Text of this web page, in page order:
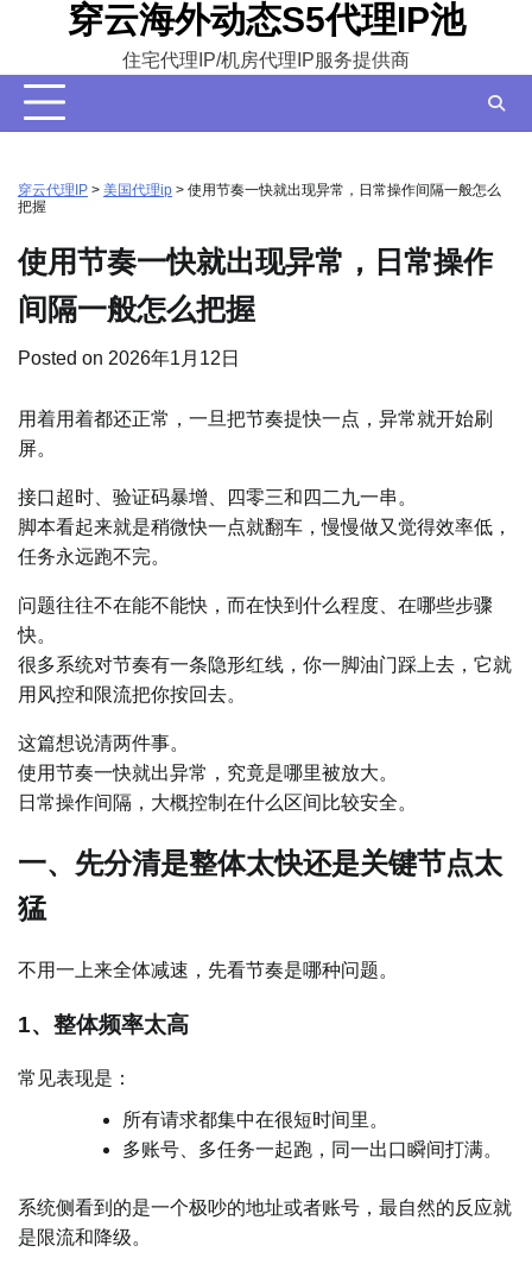
content
穿云海外动态S5代理IP池
住宅代理IP/机房代理IP服务提供商
穿云代理IP > 美国代理ip > 使用节奏一快就出现异常，日常操作间隔一般怎么
把握
使用节奏一快就出现异常，日常操作
间隔一般怎么把握
Posted on 2026年1月12日
用着用着都还正常，一旦把节奏提快一点，异常就开始刷
屏。
接口超时、验证码暴增、四零三和四二九一串。
脚本看起来就是稍微快一点就翻车，慢慢做又觉得效率低，
任务永远跑不完。
问题往往不在能不能快，而在快到什么程度、在哪些步骤
快。
很多系统对节奏有一条隐形红线，你一脚油门踩上去，它就
用风控和限流把你按回去。
这篇想说清两件事。
使用节奏一快就出异常，究竟是哪里被放大。
日常操作间隔，大概控制在什么区间比较安全。
一、先分清是整体太快还是关键节点太
猛
不用一上来全体减速，先看节奏是哪种问题。
1、整体频率太高
常见表现是：
所有请求都集中在很短时间里。
多账号、多任务一起跑，同一出口瞬间打满。
系统侧看到的是一个极吵的地址或者账号，最自然的反应就
是限流和降级。